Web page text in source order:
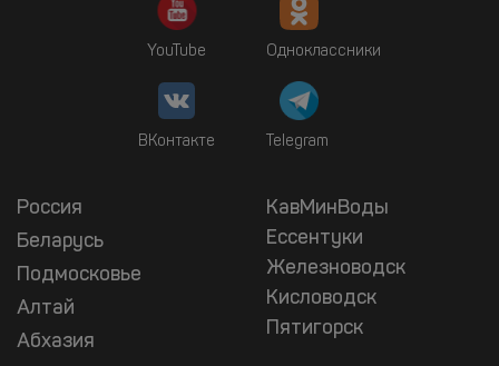
YouTube Одноклассники
ВКонтакте Telegram
Россия
Беларусь
Подмосковье
Алтай
Абхазия
КавМинВоды
Ессентуки
Железноводск
Кисловодск
Пятигорск